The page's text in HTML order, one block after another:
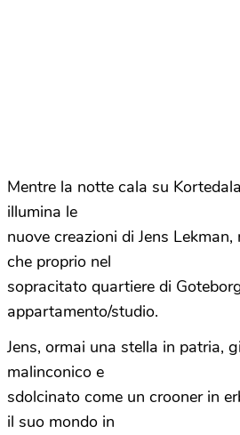
Mentre la notte cala su
illumina le
nuove creazioni di Jens
che proprio nel
sopracitato quartiere di
appartamento/studio.
Jens, ormai una stella in patria,
malinconico e
sdolcinato come un crooner in
il suo mondo in